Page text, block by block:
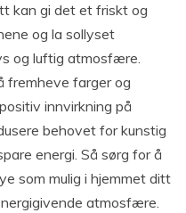
kan gi det et friskt og
og la sollyset
og luftig atmosfære.
fremheve farger og
innvirkning på
behovet for kunstig
energi. Så sørg for å
som mulig i hjemmet ditt
atmosfære.